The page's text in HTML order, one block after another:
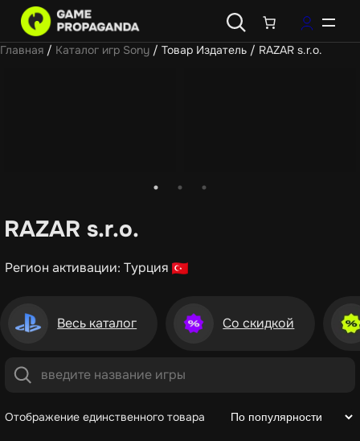
Главная / Каталог игр Sony / Товар Издатель / RAZAR s.r.o.
RAZAR s.r.o.
Регион активации: Турция
Весь каталог Со скидкой
Отображение единственного товара